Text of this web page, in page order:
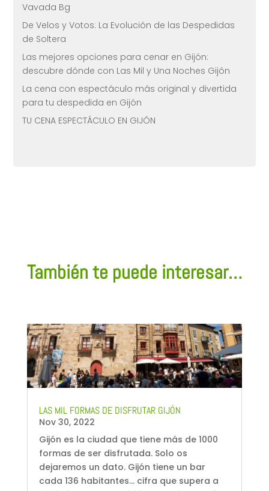
Vavada Bg
De Velos y Votos: La Evolución de las Despedidas
de Soltera
Las mejores opciones para cenar en Gijón:
descubre dónde con Las Mil y Una Noches Gijón
La cena con espectáculo más original y divertida
para tu despedida en Gijón
TU CENA ESPECTÁCULO EN GIJÓN
También te puede interesar…
LAS MIL FORMAS DE DISFRUTAR GIJÓN
Nov 30, 2022
Gijón es la ciudad que tiene más de 1000
formas de ser disfrutada. Solo os
dejaremos un dato. Gijón tiene un bar
cada 136 habitantes... cifra que supera a